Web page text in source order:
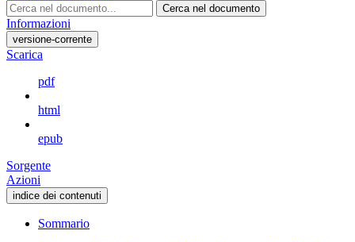
Cerca nel documento
Informazioni
versione-corrente
Scarica
pdf
html
epub
Sorgente
Azioni
indice dei contenuti
Sommario